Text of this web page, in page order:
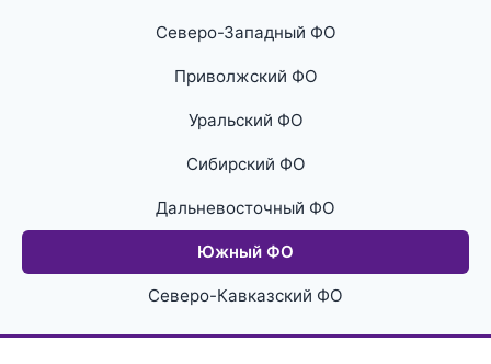
Северо-Западный ФО
Приволжский ФО
Уральский ФО
Сибирский ФО
Дальневосточный ФО
Южный ФО
Северо-Кавказский ФО